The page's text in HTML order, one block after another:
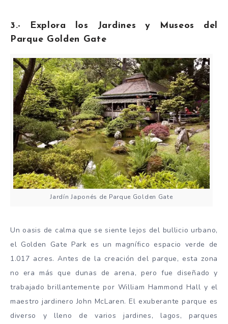
3.- Explora los Jardines y Museos del
Parque Golden Gate
Jardín Japonés de Parque Golden Gate
Un oasis de calma que se siente lejos del bullicio urbano,
el Golden Gate Park es un magnífico espacio verde de
1.017 acres. Antes de la creación del parque, esta zona
no era más que dunas de arena, pero fue diseñado y
trabajado brillantemente por William Hammond Hall y el
maestro jardinero John McLaren. El exuberante parque es
diverso y lleno de varios jardines, lagos, parques